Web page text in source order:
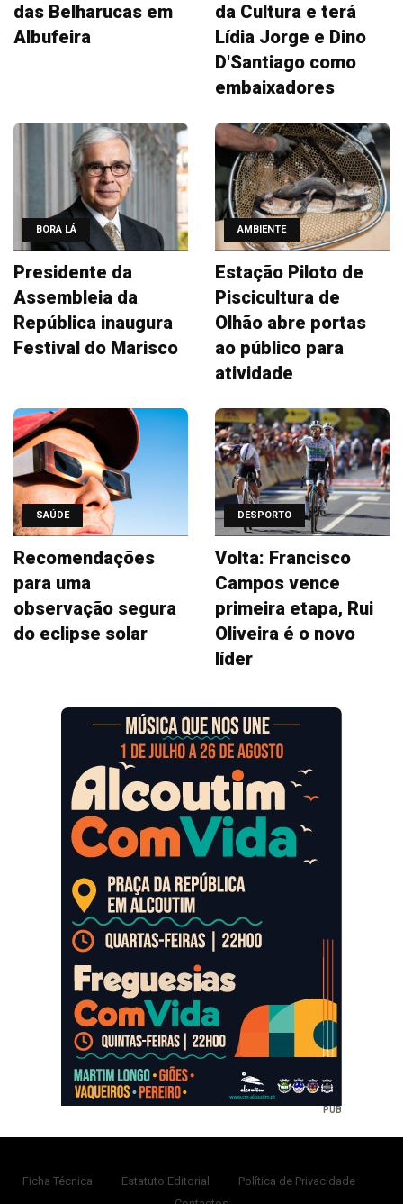
das Belharucas em
Albufeira
da Cultura e terá
Lídia Jorge e Dino
D'Santiago como
embaixadores
BORA LÁ
Presidente da
Assembleia da
República inaugura
Festival do Marisco
AMBIENTE
Estação Piloto de
Piscicultura de
Olhão abre portas
ao público para
atividade
SAÚDE
Recomendações
para uma
observação segura
do eclipse solar
DESPORTO
Volta: Francisco
Campos vence
primeira etapa, Rui
Oliveira é o novo
líder
PUB
Ficha Técnica Estatuto Editorial
Política de Privacidade